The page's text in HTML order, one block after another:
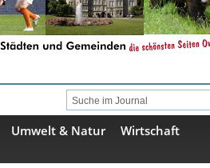
Umwelt & Natur
Wirtschaft